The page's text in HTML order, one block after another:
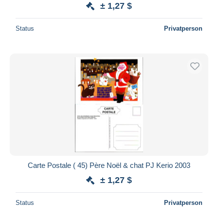
± 1,27 $
Status Privatperson
Carte Postale ( 45) Père Noël & chat PJ Kerio 2003
± 1,27 $
Status Privatperson